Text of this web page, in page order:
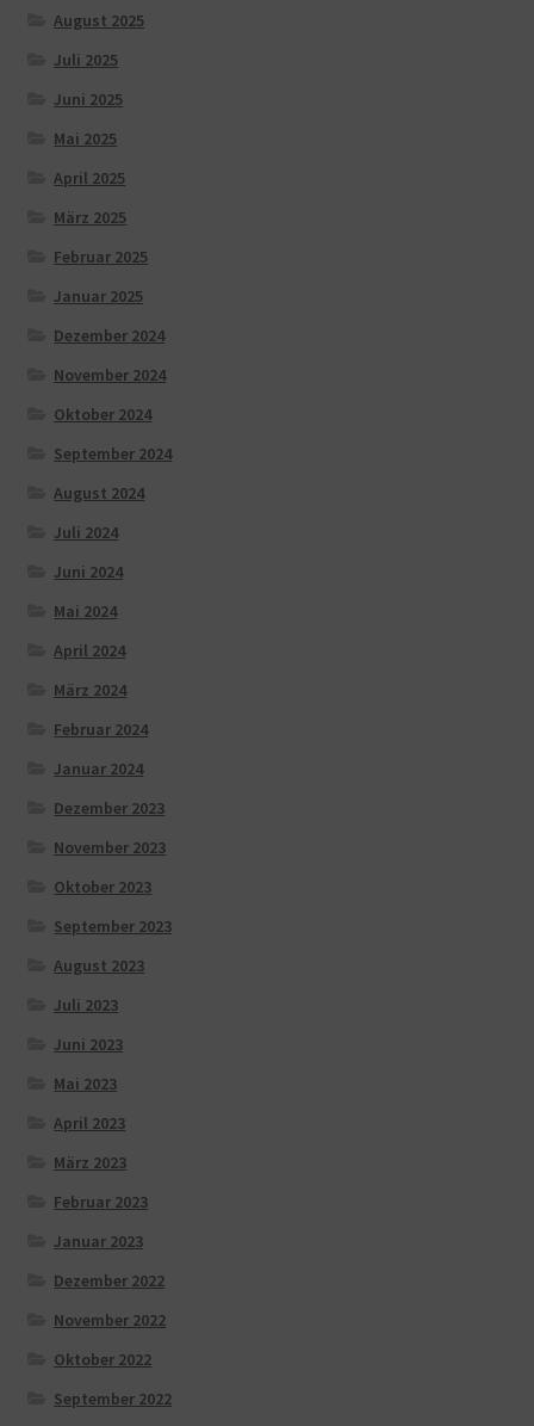
August 2025
Juli 2025
Juni 2025
Mai 2025
April 2025
März 2025
Februar 2025
Januar 2025
Dezember 2024
November 2024
Oktober 2024
September 2024
August 2024
Juli 2024
Juni 2024
Mai 2024
April 2024
März 2024
Februar 2024
Januar 2024
Dezember 2023
November 2023
Oktober 2023
September 2023
August 2023
Juli 2023
Juni 2023
Mai 2023
April 2023
März 2023
Februar 2023
Januar 2023
Dezember 2022
November 2022
Oktober 2022
September 2022